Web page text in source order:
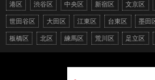
港区 渋谷区 中央区 新宿区 文京区
世田谷区 大田区 江東区 台東区 墨田
板橋区 北区 練馬区 荒川区 足立区